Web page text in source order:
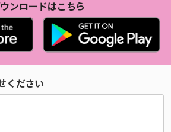
ンロードはこちら
ください